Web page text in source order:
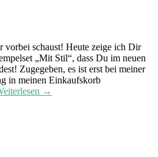
schaust! Heute zeige ich Dir
„Mit Stil“, dass Du im neuen
Zugegeben, es ist erst bei meiner
in meinen Einkaufskorb
→